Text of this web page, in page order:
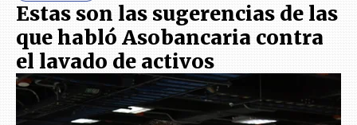
Estas son las sugerencias de las
que habló Asobancaria contra
el lavado de activos